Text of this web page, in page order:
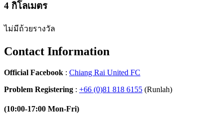
4 กิโลเมตร
ไม่มีถ้วยรางวัล
Contact Information
Official Facebook : Chiang Rai United FC
Problem Registering : +66 (0)81 818 6155 (Runlah)
(10:00-17:00 Mon-Fri)